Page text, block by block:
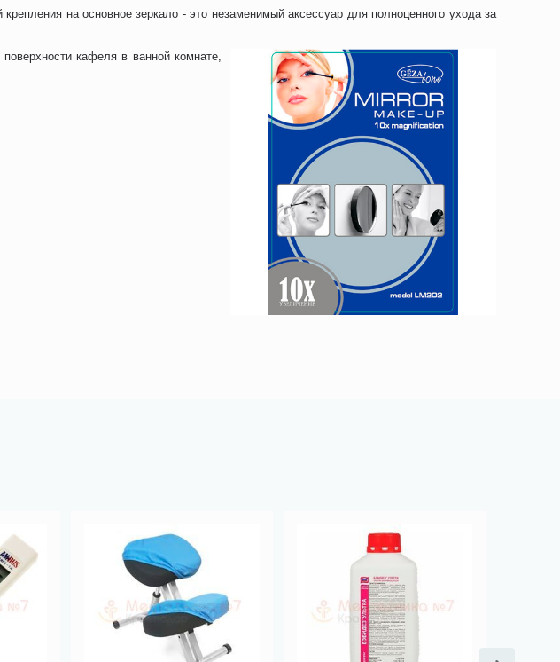
на основное зеркало - это незаменимый аксессуар для полноценного ухода за
кафеля в ванной комнате,